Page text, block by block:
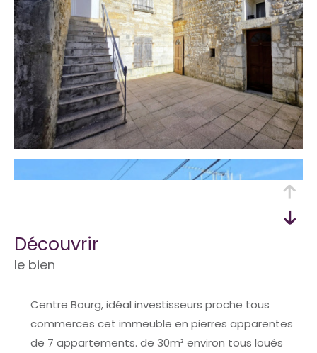
découvrir
le bien
Centre Bourg, idéal investisseurs proche tous
commerces cet immeuble en pierres apparentes
de 7 appartements. de 30m² environ tous loués